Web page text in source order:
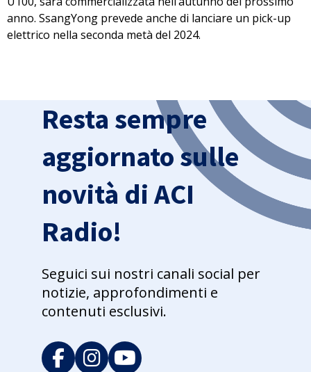
anno. SsangYong prevede anche di lanciare un pick-up
elettrico nella seconda metà del 2024.
Resta sempre
aggiornato sulle
novità di ACI
Radio!
Seguici sui nostri canali social per
notizie, approfondimenti e
contenuti esclusivi.